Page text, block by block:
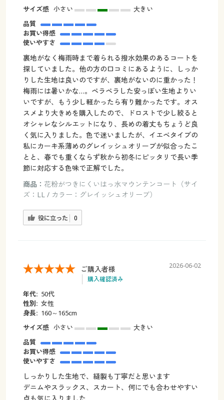
サイズ感 小さい
大きい
品質
お買い得感
使いやすさ
裏地がなく梅雨時まで着られる撥水効果のあるコートを
探していました。他の方の口コミにあるように、しっか
りした生地は良いのですが、裏地がないのに重かった！
梅雨には暑いかな…。ペラペラした安っぽい生地よりい
いですが、もう少し軽かったら有り難かったです。オス
スメより大きめを購入したので、ドロストで少し絞ると
オシャレなシルエットになり、長めの着丈もちょうど良
く気に入りました。色で迷いましたが、イエベタイプの
私にカーキ系薄めのグレイッシュオリーブが似合ったこ
とと、春でも重くならず秋から初冬にピッタリで長い季
節に対応する色味で正解でした。
商品： 花粉がつきにくいはっ水マウンテンコート（サイ
ズ：LL / カラー：グレイッシュオリーブ）
役に立った 0
ご購入者様
購入確認済み
2026-06-02
年代: 50代
性別: 女性
身長: 160～165cm
サイズ感 小さい
大きい
品質
お買い得感
使いやすさ
しっかりした生地で、縫製も丁寧だと思います
デニムやスラックス、スカート、何にでも合わせやすい